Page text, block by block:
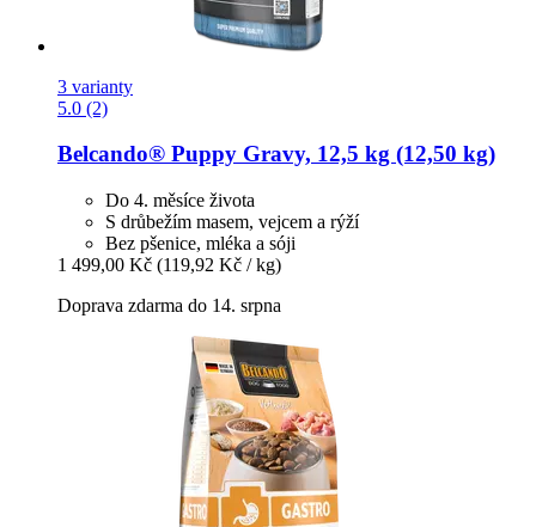
3 varianty
5.0 (2)
Belcando® Puppy Gravy, 12,5 kg (12,50 kg)
Do 4. měsíce života
S drůbežím masem, vejcem a rýží
Bez pšenice, mléka a sóji
1 499,00 Kč (119,92 Kč / kg)
Doprava zdarma do 14. srpna